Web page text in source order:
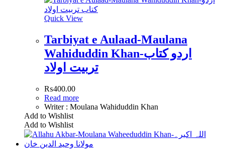
Quick View
Tarbiyat e Aulaad-Maulana
Wahiduddin Khan-اردو کتاب
تربیت اولاد
₨400.00
Read more
Writer : Moulana Wahiduddin Khan
Add to Wishlist
Add to Wishlist